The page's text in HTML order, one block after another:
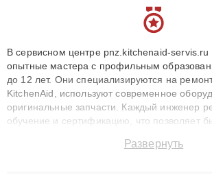
В сервисном центре pnz.kitchenaid-
опытные мастера с профильным
до 12 лет. Они специализируются на
KitchenAid, используют современное
оригинальные запчасти. Каждый инженер
обучение и сертификацию, что позволяет
сохранением гарантии до 3 лет. Наши
Развернуть